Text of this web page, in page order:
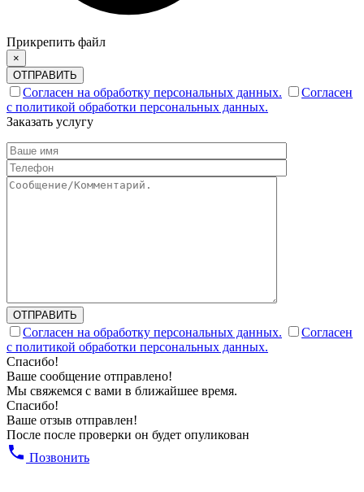
Прикрепить файл
×
ОТПРАВИТЬ
Согласен на обработку персональных данных.
Согласен
с политикой обработки персональных данных.
Заказать услугу
ОТПРАВИТЬ
Согласен на обработку персональных данных.
Согласен
с политикой обработки персональных данных.
Спасибо!
Ваше сообщение отправлено!
Мы свяжемся с вами в ближайшее время.
Спасибо!
Ваше отзыв отправлен!
После после проверки он будет опуликован
Позвонить